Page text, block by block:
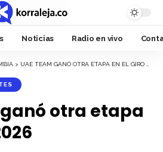
Noticias Radio en vivo
> UAE TEAM GANÓ OTRA ETAPA EN EL GIRO 2026
ganó otra etapa